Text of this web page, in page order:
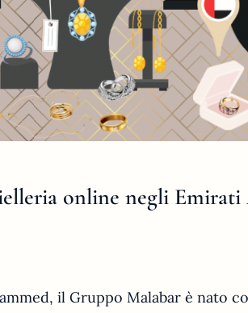
online negli
il Gruppo Malabar è nato